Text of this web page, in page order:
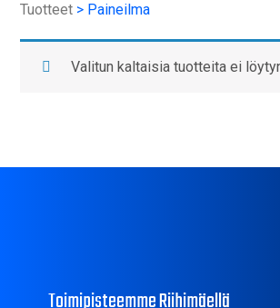
Tuotteet > Paineilma
Valitun kaltaisia tuotteita ei
Toimipisteemme Riihimäellä